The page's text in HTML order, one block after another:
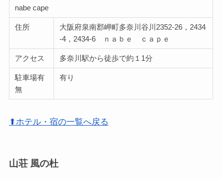
nabe cape
住所
大阪府泉南郡岬町多奈川谷川2352-26，2434
-4，2434-6 ｎａｂｅ ｃａｐｅ
アクセス 多奈川駅から徒歩で約１1分
駐車場有
無
有り
⬆ホテル・宿の一覧へ戻る
山荘 風の杜